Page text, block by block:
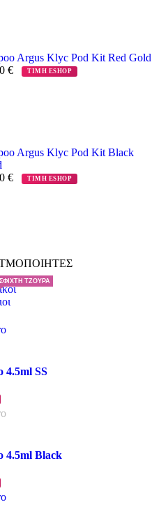
Argus Klyc Pod Kit Red Gold
€ ΤΙΜΗ ESHOP
Argus Klyc Pod Kit Black
€ ΤΙΜΗ ESHOP
ΣΦΙΧΤΉ ΤΖΟΎΡΑ
4.5ml SS
4.5ml Black